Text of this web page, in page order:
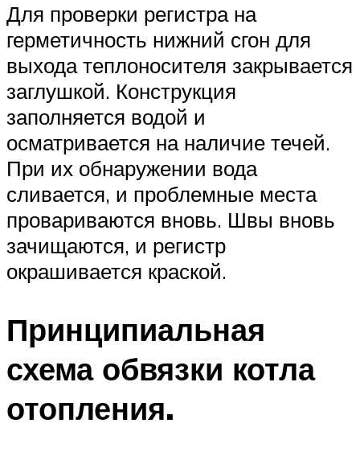
Для проверки регистра на
герметичность нижний сгон для
выхода теплоносителя закрывается
заглушкой. Конструкция
заполняется водой и
осматривается на наличие течей.
При их обнаружении вода
сливается, и проблемные места
провариваются вновь. Швы вновь
зачищаются, и регистр
окрашивается краской.
Принципиальная
схема обвязки котла
отопления.